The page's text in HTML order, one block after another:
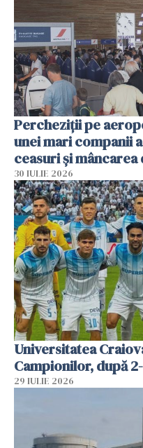
Percheziții pe
unei mari companii
ceasuri și
30 IULIE 2026
Universitatea
Campionilor, după
29 IULIE 2026